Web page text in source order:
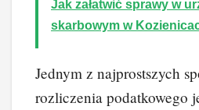
Jak załatwić sprawy w
skarbowym w
Jednym z najprostszych
rozliczenia podatkowego